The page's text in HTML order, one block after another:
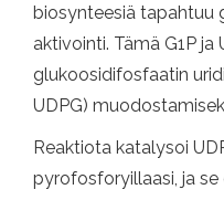
biosynteesiä tapahtuu
aktivointi. Tämä G1P
glukoosidifosfaatin
UDPG)
Reaktiota katalysoi
pyrofosforyillaasi, ja se